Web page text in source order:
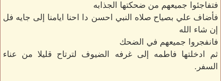
فتفاجئوا جميعهم من ضحكتها الجذابه
فأضاف علي بصياح صلاه النبي احسن دا احنا ايامنا إلى جايه فل
إن شاء الله
فانفجروا جميعهم في الضحك
ثم ادخلتها فاطمه إلى غرفه الضيوف لترتاح قليلا من عناء
السفر.